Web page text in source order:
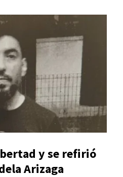
y se refirió
Arizaga